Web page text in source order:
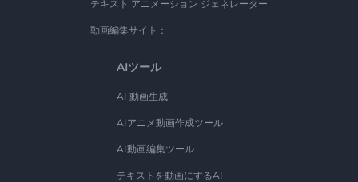
テキスト アニメーション ジェネレーター
動画編集サイト：
AIツール
AI 動画生成
AIアニメ動画作成ツール
AI動画編集ツール
テキストを動画にするAI